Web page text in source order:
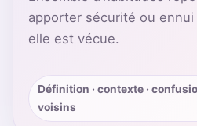
apporter sécurité ou
elle est vécue.
Définition · contexte ·
voisins